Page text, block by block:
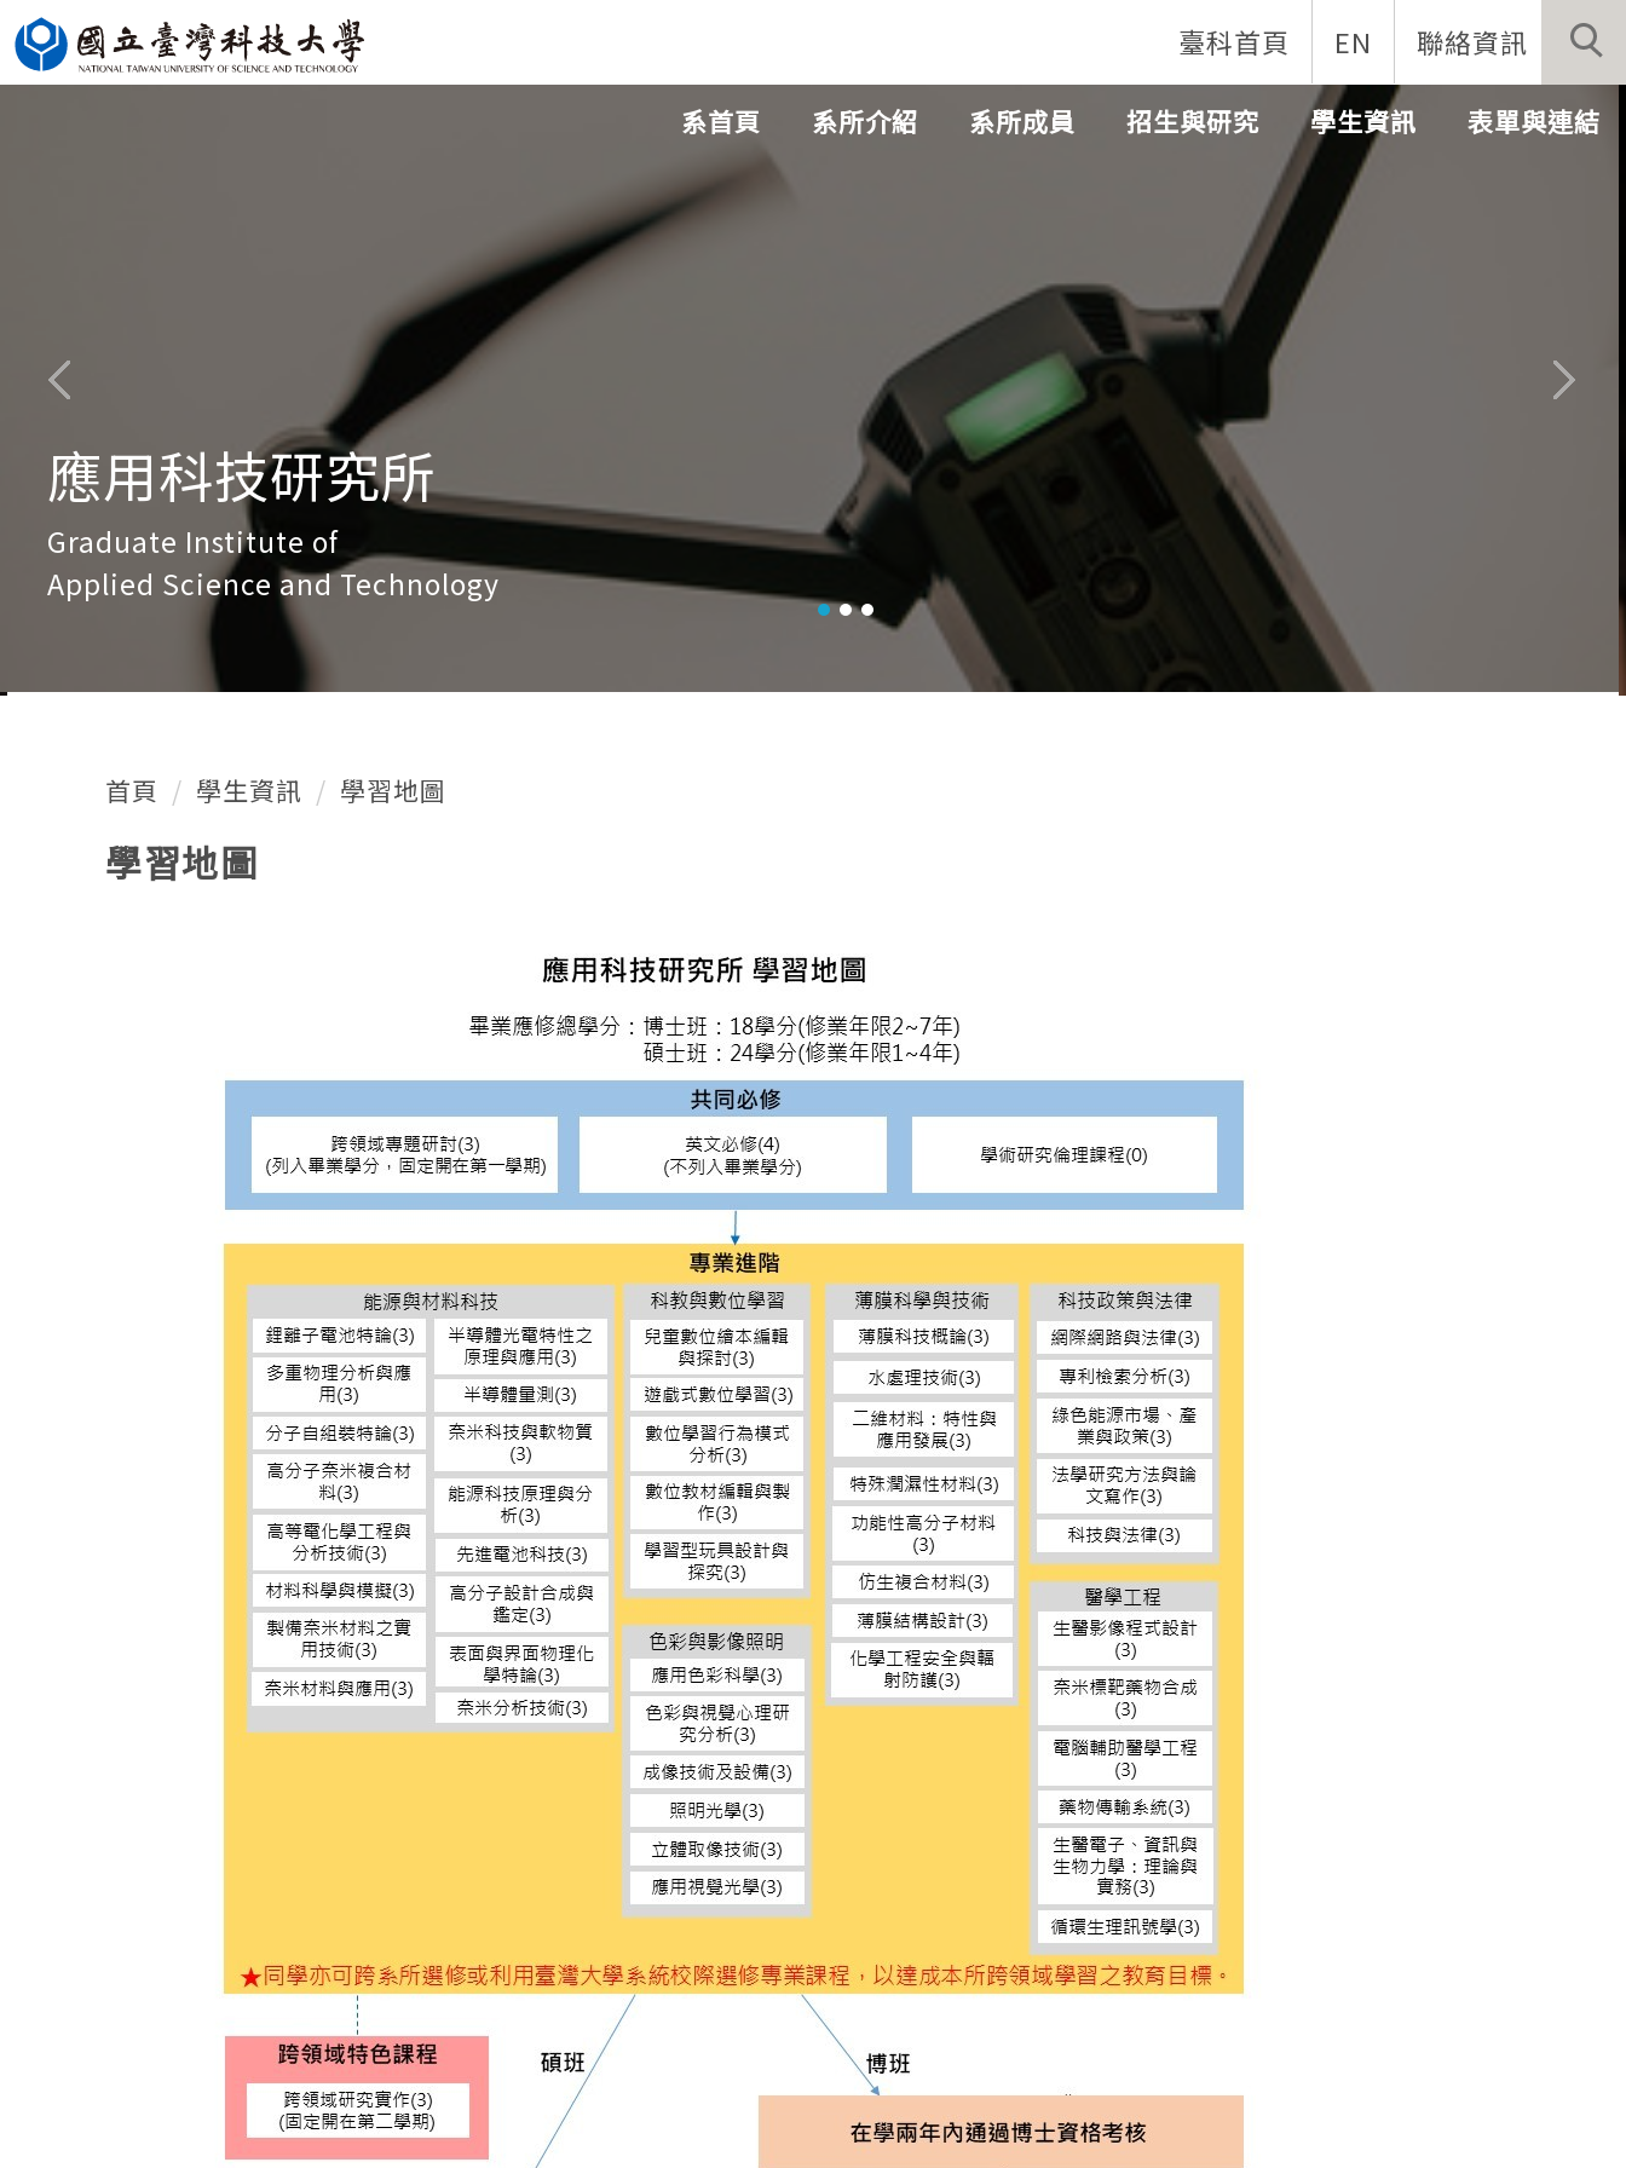
跳
到
臺科首頁 EN 聯絡資訊
系首頁 系所介紹 系所成員 招生與研究 學生資訊 表單與連結
應用科技研究所
Graduate Institute of
Applied Science and Technology
首頁 學生資訊 學習地圖
學習地圖